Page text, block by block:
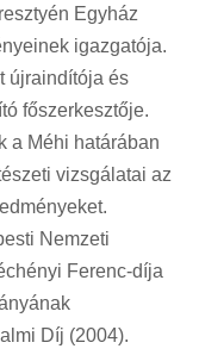
Egyház
igazgatója.
újraindítója és
főszerkesztője.
a Méhi határában
vizsgálatai az
Nemzeti
Ferenc-díja
Díj (2004).